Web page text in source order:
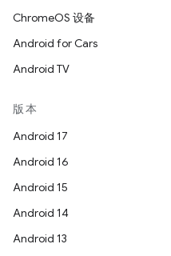
ChromeOS 设备
Android for Cars
Android TV
版本
Android 17
Android 16
Android 15
Android 14
Android 13